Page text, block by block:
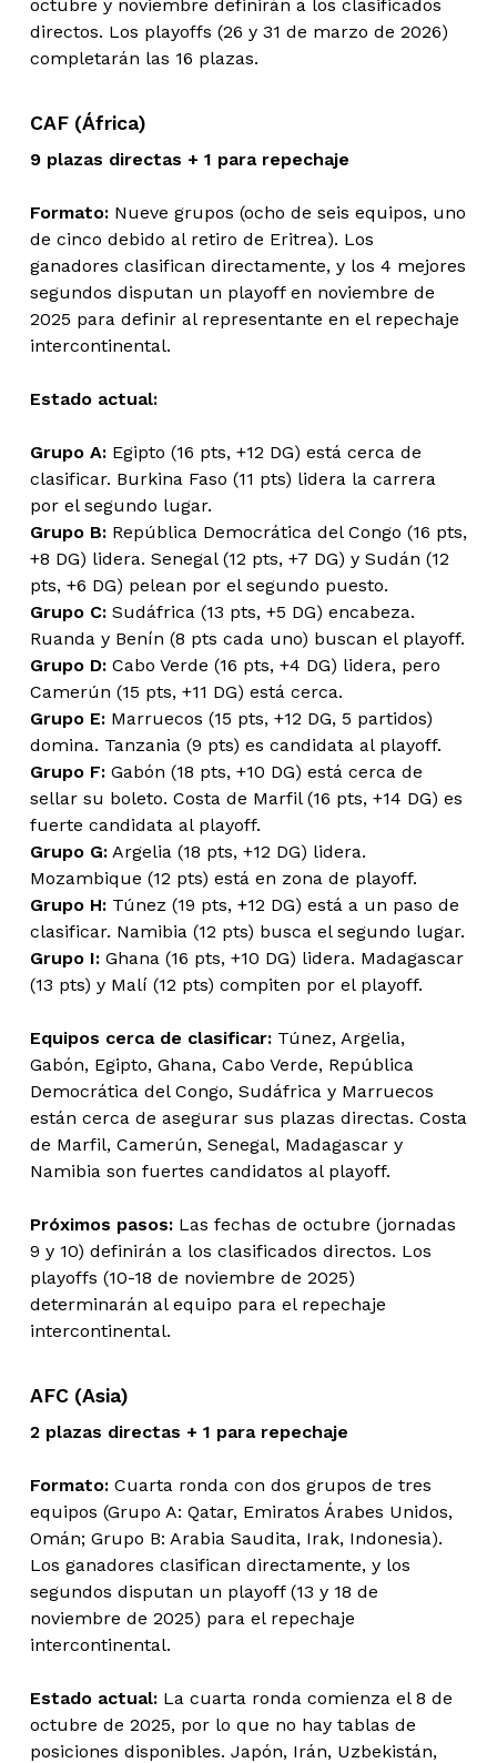
octubre y noviembre definirán a los clasificados
directos. Los playoffs (26 y 31 de marzo de 2026)
completarán las 16 plazas.
CAF (África)
9 plazas directas + 1 para repechaje
Formato:Nueve grupos (ocho de seis equipos, uno
de cinco debido al retiro de Eritrea). Los
ganadores clasifican directamente, y los 4 mejores
segundos disputan un playoff en noviembre de
2025 para definir al representante en el repechaje
intercontinental.
Estado actual:
Grupo A:Egipto (16 pts, +12 DG) está cerca de
clasificar. Burkina Faso (11 pts) lidera la carrera
por el segundo lugar.
Grupo B:República Democrática del Congo (16 pts,
+8 DG) lidera. Senegal (12 pts, +7 DG) y Sudán (12
pts, +6 DG) pelean por el segundo puesto.
Grupo C:Sudáfrica (13 pts, +5 DG) encabeza.
Ruanda y Benín (8 pts cada uno) buscan el playoff.
Grupo D:Cabo Verde (16 pts, +4 DG) lidera, pero
Camerún (15 pts, +11 DG) está cerca.
Grupo E:Marruecos (15 pts, +12 DG, 5 partidos)
domina. Tanzania (9 pts) es candidata al playoff.
Grupo F:Gabón (18 pts, +10 DG) está cerca de
sellar su boleto. Costa de Marfil (16 pts, +14 DG) es
fuerte candidata al playoff.
Grupo G:Argelia (18 pts, +12 DG) lidera.
Mozambique (12 pts) está en zona de playoff.
Grupo H:Túnez (19 pts, +12 DG) está a un paso de
clasificar. Namibia (12 pts) busca el segundo lugar.
Grupo I:Ghana (16 pts, +10 DG) lidera. Madagascar
(13 pts) y Malí (12 pts) compiten por el playoff.
Equipos cerca de clasificar:Túnez, Argelia,
Gabón, Egipto, Ghana, Cabo Verde, República
Democrática del Congo, Sudáfrica y Marruecos
están cerca de asegurar sus plazas directas. Costa
de Marfil, Camerún, Senegal, Madagascar y
Namibia son fuertes candidatos al playoff.
Próximos pasos:Las fechas de octubre (jornadas
9 y 10) definirán a los clasificados directos. Los
playoffs (10-18 de noviembre de 2025)
determinarán al equipo para el repechaje
intercontinental.
AFC (Asia)
2 plazas directas + 1 para repechaje
Formato:Cuarta ronda con dos grupos de tres
equipos (Grupo A: Qatar, Emiratos Árabes Unidos,
Omán; Grupo B: Arabia Saudita, Irak, Indonesia).
Los ganadores clasifican directamente, y los
segundos disputan un playoff (13 y 18 de
noviembre de 2025) para el repechaje
intercontinental.
Estado actual:La cuarta ronda comienza el 8 de
octubre de 2025, por lo que no hay tablas de
posiciones disponibles. Japón, Irán, Uzbekistán,